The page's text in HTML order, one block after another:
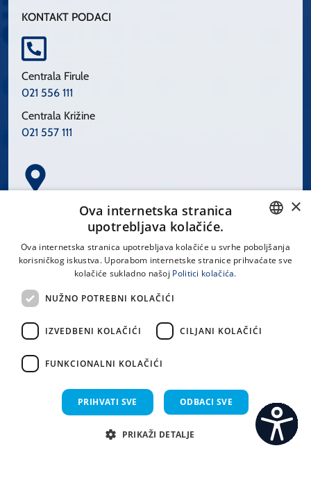
KONTAKT PODACI
Centrala Firule
021 556 111
Centrala Križine
021 557 111
Spinčićeva 1, 21000 Split
LINKOVI
Uvjeti korištenja
CROATIAN
×
Ova internetska stranica
upotrebljava kolačiće.
Ova internetska stranica upotrebljava kolačiće u svrhe poboljšanja
korisničkog iskustva. Uporabom internetske stranice prihvaćate sve
kolačiće sukladno našoj Politici kolačića.
NUŽNO POTREBNI KOLAČIĆI
IZVEDBENI KOLAČIĆI CILJANI KOLAČIĆI
FUNKCIONALNI KOLAČIĆI
PRIHVATI SVE ODBACI SVE
PRIKAŽI DETALJE